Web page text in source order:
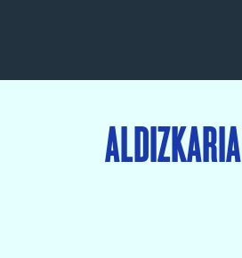
ALDIZKARIA